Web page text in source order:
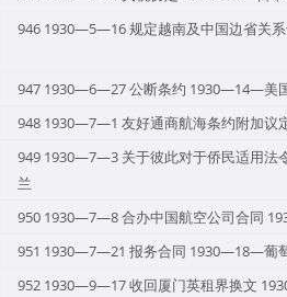
946 1930—5—16 规定越南及中国边省关
947 1930—6—27 公断条约 1930—14—美
948 1930—7—1 友好通商航海条约附加
949 1930—7—3 关于彼此对于侨民适用
兰
950 1930—7—8 合办中国航空公司合同
951 1930—7—21 报务合同 1930—18—葡
952 1930—9—17 收回厦门英租界换文